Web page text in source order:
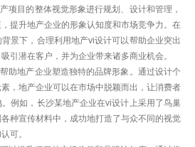
项目的整体视觉形象进行规划、设计和管理，
提升地产企业的形象认知度和市场竞争力。在
景下，合理利用地产vi设计可以帮助企业突出
引潜在客户，并为企业带来诸多商业机会。
助地产企业塑造独特的品牌形象。通过设计个
，地产企业可以在市场中脱颖而出，让消费者
例如，长沙某地产企业在vi设计上采用了鸟巢
种宣传材料中，成功地打造了与众不同的视觉
可。